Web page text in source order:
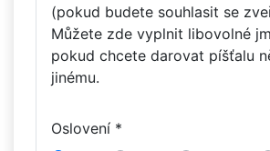
(pokud budete souhlasit se
Můžete zde vyplnit libovolné
pokud chcete darovat píšťalu
jinému.
Oslovení *